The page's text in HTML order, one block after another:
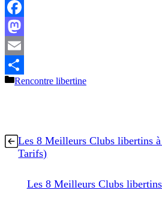
Facebook
Mastodon
Email
Partager
Catégories
Rencontre libertine
Les 8 Meilleurs Clubs libertins
Tarifs)
Les 8 Meilleurs Clubs